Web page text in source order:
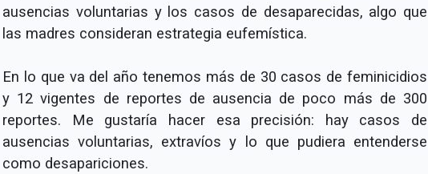
ausencias voluntarias y los casos de desaparecidas, algo que
las madres consideran estrategia eufemística.
En lo que va del año tenemos más de 30 casos de feminicidios
y 12 vigentes de reportes de ausencia de poco más de 300
reportes. Me gustaría hacer esa precisión: hay casos de
ausencias voluntarias, extravíos y lo que pudiera entenderse
como desapariciones.